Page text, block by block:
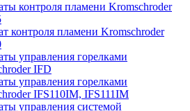
контроля пламени Kromschroder
контроля пламени Kromschroder
управления горелками
IFD
управления горелками
IFS110IM, IFS111IM
управления системой